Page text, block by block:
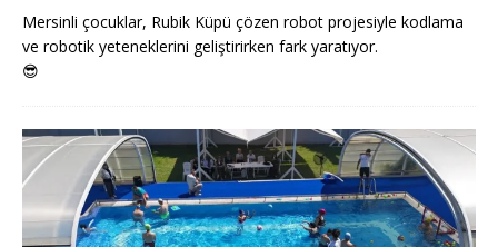
Mersinli çocuklar, Rubik Küpü çözen robot projesiyle kodlama
ve robotik yeteneklerini geliştirirken fark yaratıyor.
😎